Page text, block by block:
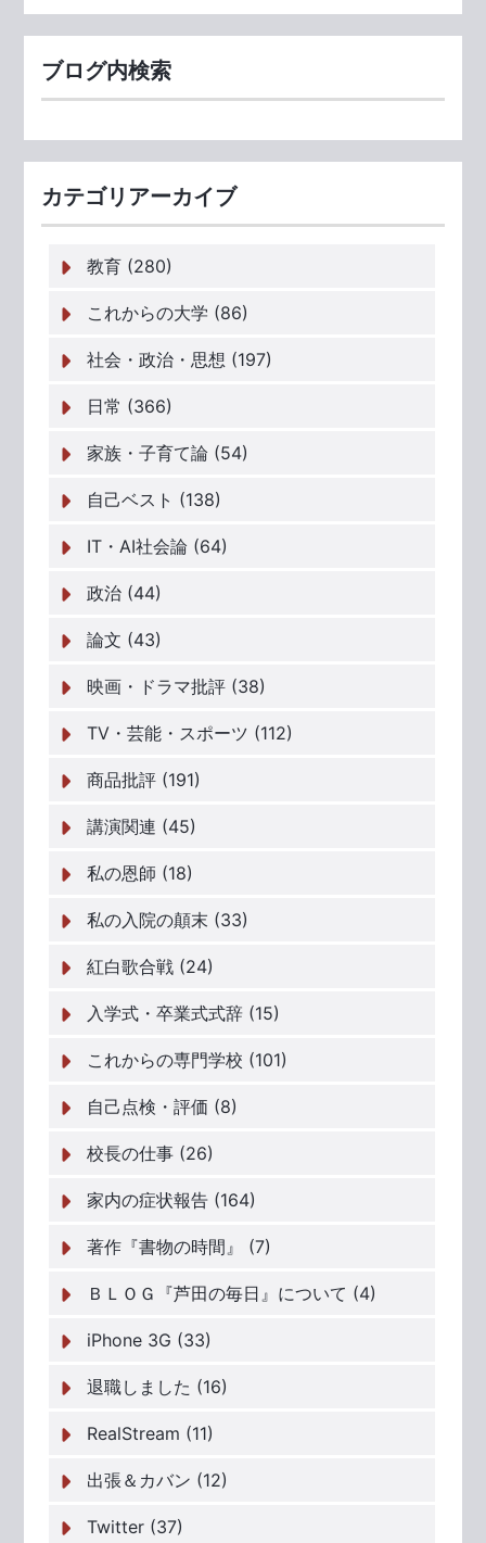
ブログ内検索
カテゴリアーカイブ
教育 (280)
これからの大学 (86)
社会・政治・思想 (197)
日常 (366)
家族・子育て論 (54)
自己ベスト (138)
IT・AI社会論 (64)
政治 (44)
論文 (43)
映画・ドラマ批評 (38)
TV・芸能・スポーツ (112)
商品批評 (191)
講演関連 (45)
私の恩師 (18)
私の入院の顛末 (33)
紅白歌合戦 (24)
入学式・卒業式式辞 (15)
これからの専門学校 (101)
自己点検・評価 (8)
校長の仕事 (26)
家内の症状報告 (164)
著作『書物の時間』 (7)
ＢＬＯＧ『芦田の毎日』について (4)
iPhone 3G (33)
退職しました (16)
RealStream (11)
出張＆カバン (12)
Twitter (37)